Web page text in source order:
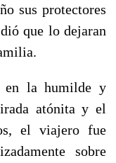
sus protectores
que lo dejaran
en la humilde y
atónita y el
el viajero fue
sobre